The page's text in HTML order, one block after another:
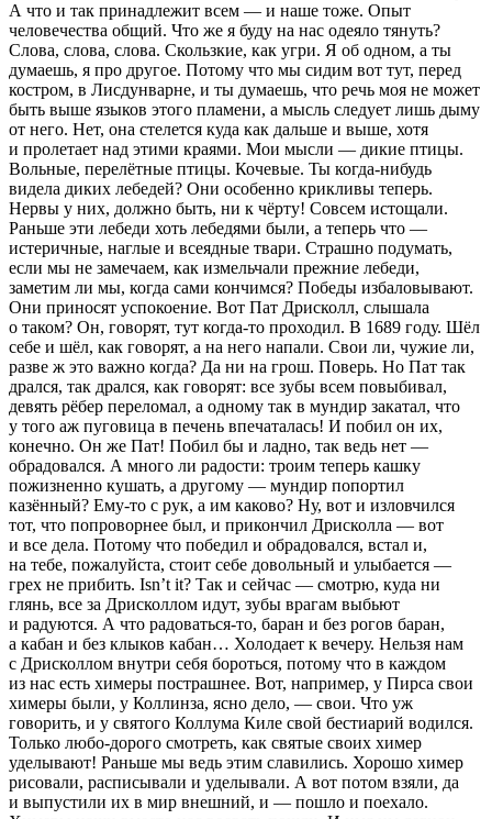
А что и так принадлежит всем — и наше тоже. Опыт
человечества общий. Что же я буду на нас одеяло тянуть?
Слова, слова, слова. Скользкие, как угри. Я об одном, а ты
думаешь, я про другое. Потому что мы сидим вот тут, перед
костром, в Лисдунварне, и ты думаешь, что речь моя не может
быть выше языков этого пламени, а мысль следует лишь дыму
от него. Нет, она стелется куда как дальше и выше, хотя
и пролетает над этими краями. Мои мысли — дикие птицы.
Вольные, перелётные птицы. Кочевые. Ты когда-нибудь
видела диких лебедей? Они особенно крикливы теперь.
Нервы у них, должно быть, ни к чёрту! Совсем истощали.
Раньше эти лебеди хоть лебедями были, а теперь что —
истеричные, наглые и всеядные твари. Страшно подумать,
если мы не замечаем, как измельчали прежние лебеди,
заметим ли мы, когда сами кончимся? Победы избаловывают.
Они приносят успокоение. Вот Пат Дрисколл, слышала
о таком? Он, говорят, тут когда-то проходил. В 1689 году. Шёл
себе и шёл, как говорят, а на него напали. Свои ли, чужие ли,
разве ж это важно когда? Да ни на грош. Поверь. Но Пат так
дрался, так дрался, как говорят: все зубы всем повыбивал,
девять рёбер переломал, а одному так в мундир закатал, что
у того аж пуговица в печень впечаталась! И побил он их,
конечно. Он же Пат! Побил бы и ладно, так ведь нет —
обрадовался. А много ли радости: троим теперь кашку
пожизненно кушать, а другому — мундир попортил
казённый? Ему-то с рук, а им каково? Ну, вот и изловчился
тот, что попроворнее был, и прикончил Дрисколла — вот
и все дела. Потому что победил и обрадовался, встал и,
на тебе, пожалуйста, стоит себе довольный и улыбается —
грех не прибить. Isn’t it? Так и сейчас — смотрю, куда ни
глянь, все за Дрисколлом идут, зубы врагам выбьют
и радуются. А что радоваться-то, баран и без рогов баран,
а кабан и без клыков кабан… Холодает к вечеру. Нельзя нам
с Дрисколлом внутри себя бороться, потому что в каждом
из нас есть химеры пострашнее. Вот, например, у Пирса свои
химеры были, у Коллинза, ясно дело, — свои. Что уж
говорить, и у святого Коллума Киле свой бестиарий водился.
Только любо-дорого смотреть, как святые своих химер
уделывают! Раньше мы ведь этим славились. Хорошо химер
рисовали, расписывали и уделывали. А вот потом взяли, да
и выпустили их в мир внешний, и — пошло и поехало.